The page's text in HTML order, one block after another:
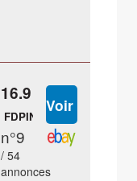
16.9 €
FDPIN
n°9
/ 54
annonces